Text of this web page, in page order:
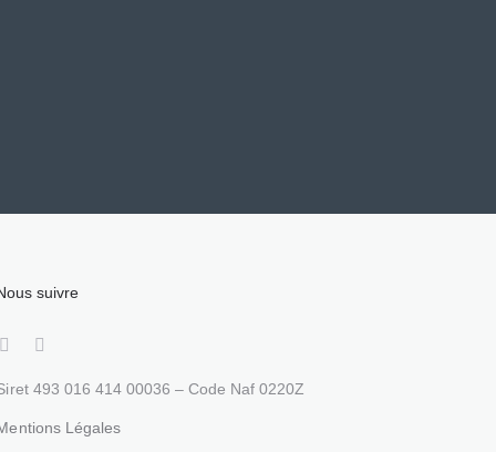
suivre
493 016 414 00036 – Code Naf 0220Z
Légales